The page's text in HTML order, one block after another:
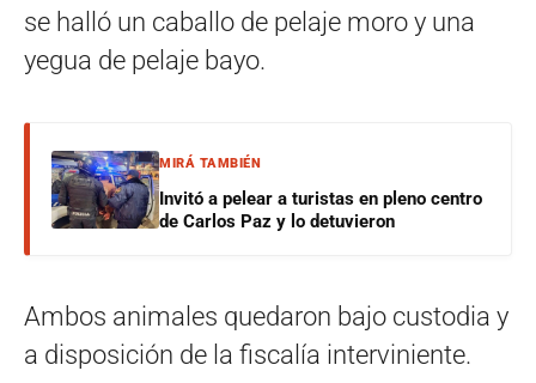
se halló un caballo de pelaje moro y una
yegua de pelaje bayo.
MIRÁ TAMBIÉN
Invitó a pelear a turistas en pleno centro
de Carlos Paz y lo detuvieron
Ambos animales quedaron bajo custodia y
a disposición de la fiscalía interviniente.